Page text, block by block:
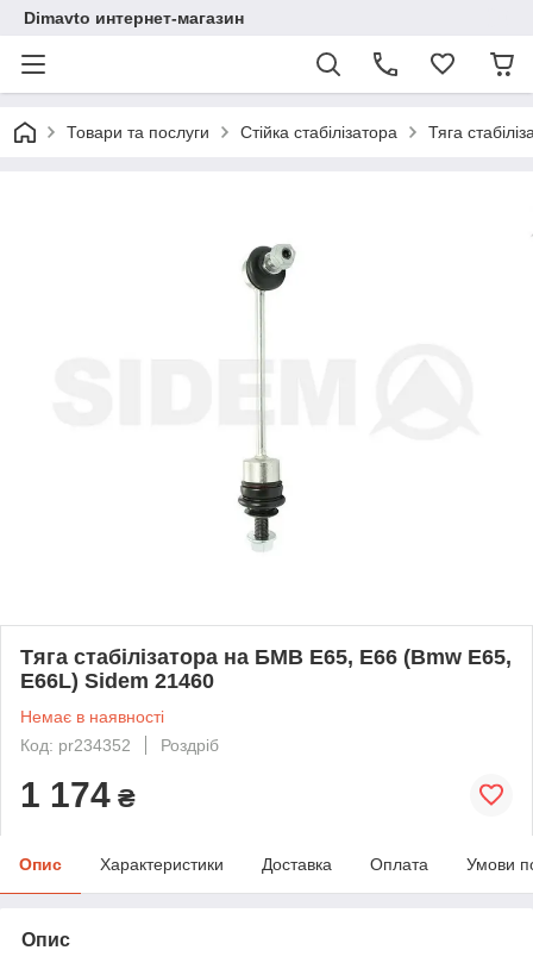
Dimavto интернет-магазин
Товари та послуги Стійка стабілізатора Тяга
Тяга стабілізатора на БМВ Е65, Е66 (Bmw E65,
E66L) Sidem 21460
Немає в наявності
Код: pr234352
Роздріб
1 174 ₴
Опис Характеристики Доставка Оплата Умови
Опис